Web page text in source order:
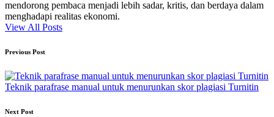
mendorong pembaca menjadi lebih sadar, kritis, dan berdaya dalam
menghadapi realitas ekonomi.
View All Posts
Post
navigation
Previous Post
Teknik parafrase manual untuk menurunkan skor plagiasi Turnitin
Next Post